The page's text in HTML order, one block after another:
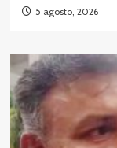
5 agosto, 2026